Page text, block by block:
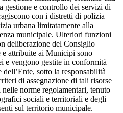
gestione e controllo dei servizi di
con i distretti di polizia
urbana limitatamente alla
municipale. Ulteriori funzioni
deliberazione del Consiglio
attribuite ai Municipi sono
e vengono gestite in conformità
sotto la responsabilità
di assegnazione di tali risorse
norme regolamentari, tenuto
sociali e territoriali e degli
sul territorio municipale.